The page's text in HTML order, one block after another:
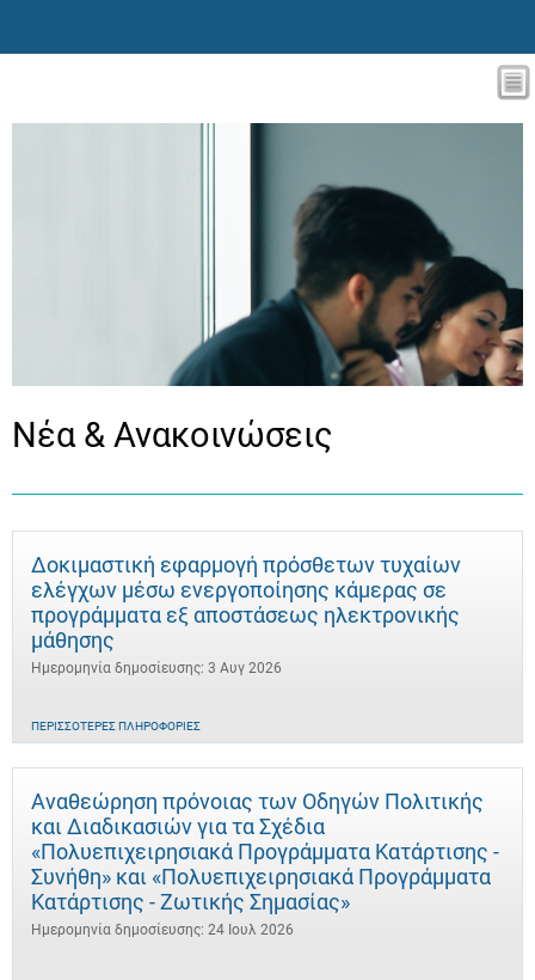
Νέα & Ανακοινώσεις
Δοκιμαστική εφαρμογή πρόσθετων τυχαίων
ελέγχων μέσω ενεργοποίησης κάμερας σε
προγράμματα εξ αποστάσεως ηλεκτρονικής
μάθησης
Ημερομηνία δημοσίευσης: 3 Αυγ 2026
ΠΕΡΙΣΣΌΤΕΡΕΣ ΠΛΗΡΟΦΟΡΊΕΣ
Αναθεώρηση πρόνοιας των Οδηγών Πολιτικής
και Διαδικασιών για τα Σχέδια
«Πολυεπιχειρησιακά Προγράμματα Κατάρτισης -
Συνήθη» και «Πολυεπιχειρησιακά Προγράμματα
Κατάρτισης - Ζωτικής Σημασίας»
Ημερομηνία δημοσίευσης: 24 Ιουλ 2026